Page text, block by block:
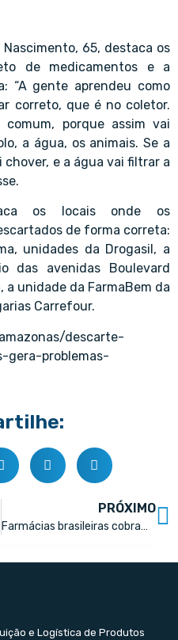
65, destaca os
de medicamentos e a
“A gente aprendeu como
correto, que é no coletor.
porque assim vai
a água, os animais. Se a
e a água vai filtrar a
os locais onde os
de forma correta:
unidades da Drogasil, a
das avenidas Boulevard
a unidade da FarmaBem da
Carrefour.
descarte-
gera-problemas-
PRÓXIMO
Farmácias brasileiras cobram leis mais modernas para evoluir conceito de hub de saúde
e Logística de Produtos